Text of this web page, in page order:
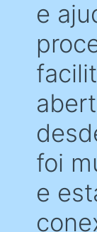
e
foi
e